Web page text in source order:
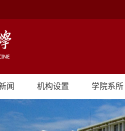
闻 机构设置 学院系所